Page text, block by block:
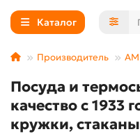
Каталог
Производитель
Посуда и
качество с 1933
кружки, стаканы